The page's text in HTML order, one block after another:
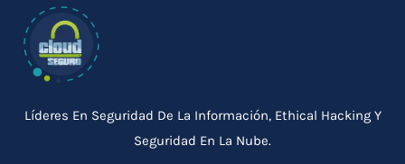
Líderes En Seguridad De La Información, Ethical Hacking Y
Seguridad En La Nube.